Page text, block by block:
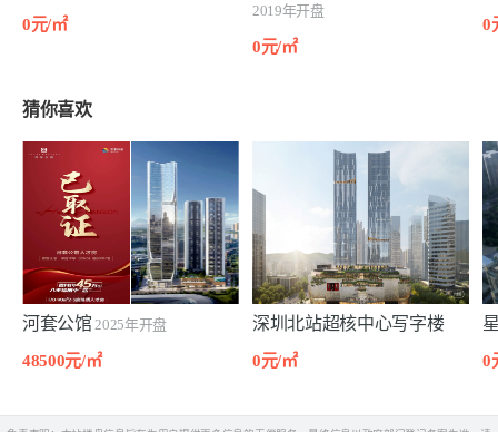
0元/㎡
2019年开盘
0元/㎡
0
猜你喜欢
河套公馆 2025年开盘
48500元/㎡
深圳北站超核中心写字楼
0元/㎡ 0